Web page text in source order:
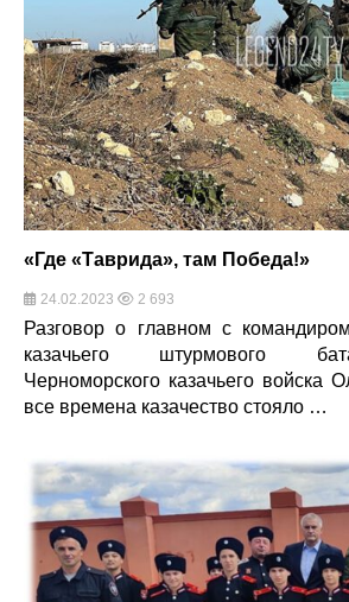
«Где «Таврида», там Победа!»
24.02.2023 2 693
Разговор о главном с
казачьего штурмового
Черноморского казачьего
все времена казачество стояло …